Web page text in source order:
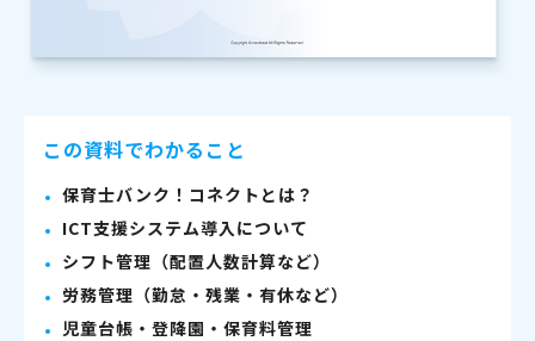
この資料でわかること
保育士バンク！コネクトとは？
ICT支援システム導入について
シフト管理（配置人数計算など）
労務管理（勤怠・残業・有休など）
児童台帳・登降園・保育料管理